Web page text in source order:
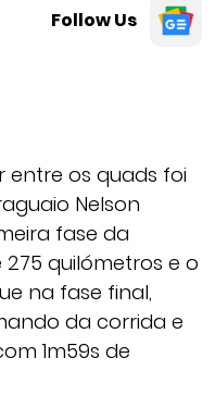
Follow Us
entre os quads foi
Nelson
fase da
quilómetros e o
na fase final,
da corrida e
1m59s de